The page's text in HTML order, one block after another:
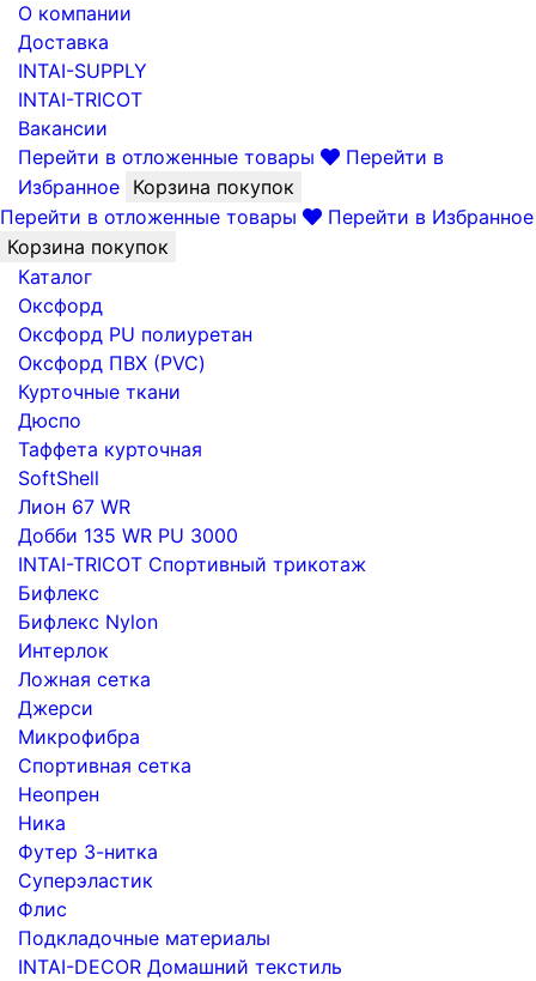
О компании
Доставка
INTAI-SUPPLY
INTAI-TRICOT
Вакансии
Перейти в отложенные товары
Перейти в
Избранное Корзина покупок
Перейти в отложенные товары
Перейти в Избранное
Корзина покупок
Каталог
Оксфорд
Оксфорд PU полиуретан
Оксфорд ПВХ (PVC)
Курточные ткани
Дюспо
Таффета курточная
SoftShell
Лион 67 WR
Добби 135 WR PU 3000
INTAI-TRICOT Спортивный трикотаж
Бифлекс
Бифлекс Nylon
Интерлок
Ложная сетка
Джерси
Микрофибра
Спортивная сетка
Неопрен
Ника
Футер 3-нитка
Суперэластик
Флис
Подкладочные материалы
INTAI-DECOR Домашний текстиль